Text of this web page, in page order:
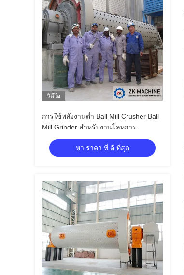
วิดีโอ
การใช้พลังงานต่ำ Ball Mill Crusher Ball
Mill Grinder สำหรับงานโลหการ
หา ราคา ที่ ดี ที่สุด